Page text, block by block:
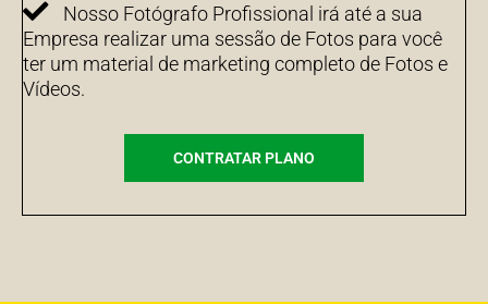
Nosso Fotógrafo Profissional irá até a sua
Empresa realizar uma sessão de Fotos para você
ter um material de marketing completo de Fotos e
Vídeos.
CONTRATAR PLANO